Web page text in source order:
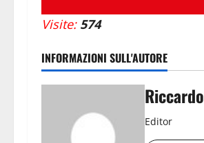
Visite: 574
INFORMAZIONI SULL'AUTORE
Riccardo
Editor